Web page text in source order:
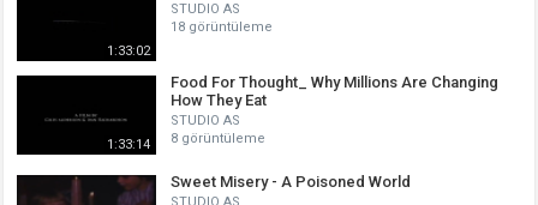
1:33:02
STUDIO AS
18 görüntüleme
1:33:14
Food For Thought_ Why Millions Are Changing
How They Eat
STUDIO AS
8 görüntüleme
Sweet Misery - A Poisoned World